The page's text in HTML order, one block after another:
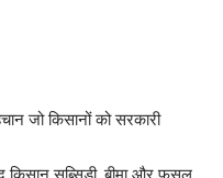
जो किसानों को सरकारी
किसान सब्सिडी ,बीमा और फसल